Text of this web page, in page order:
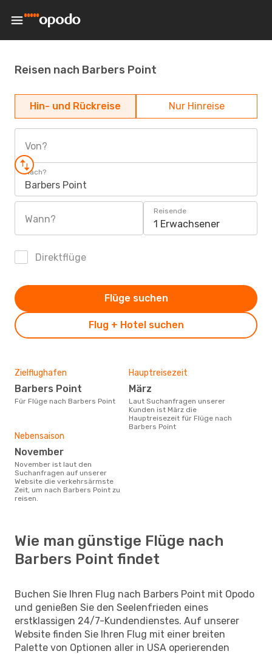
Reisen nach Barbers Point
Hin- und Rückreise Nur Hinreise
Von?
Nach?
Barbers Point
Wann?
Reisende
1 Erwachsener
Direktflüge
Flug + Hotel suchen
Flüge suchen
Zielflughafen
Barbers Point
Für Flüge nach Barbers Point
Hauptreisezeit
März
Laut Suchanfragen unserer
Kunden ist März die
Hauptreisezeit für Flüge nach
Barbers Point
Nebensaison
November
November ist laut den
Suchanfragen auf unserer
Website die verkehrsärmste
Zeit, um nach Barbers Point zu
reisen.
Wie man günstige Flüge nach
Barbers Point findet
Buchen Sie Ihren Flug nach Barbers Point mit Opodo
und genießen Sie den Seelenfrieden eines
erstklassigen 24/7-Kundendienstes. Auf unserer
Website finden Sie Ihren Flug mit einer breiten
Palette von Optionen aller in USA operierenden